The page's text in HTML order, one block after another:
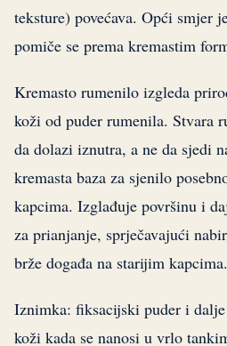
teksture) povećava. Opći smjer
pomiče se prema kremastim
Kremasto rumenilo izgleda
koži od puder rumenila. Stvara
da dolazi iznutra, a ne da sjedi
kremasta baza za sjenilo
kapcima. Izglađuje površinu i
za prianjanje, sprječavajući
brže događa na starijim kapcima.
Iznimka: fiksacijski puder i
koži kada se nanosi u vrlo